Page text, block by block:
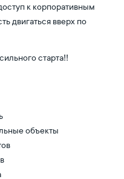
к корпоративным
двигаться вверх по
старта!!
объекты